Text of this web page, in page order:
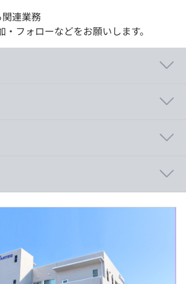
連業務
・フォローなどをお願いします。
万円〜60万円
提示額を保証するものではありません）